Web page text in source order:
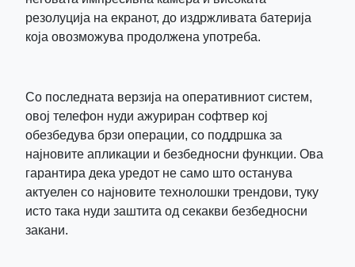
резолуција на екранот, до издржливата батерија
која овозможува продолжена употреба.
Со последната верзија на оперативниот систем,
овој телефон нуди ажуриран софтвер кој
обезбедува брзи операции, со поддршка за
најновите апликации и безбедносни функции. Ова
гарантира дека уредот не само што останува
актуелен со најновите технолошки трендови, туку
исто така нуди заштита од секакви безбедносни
закани.